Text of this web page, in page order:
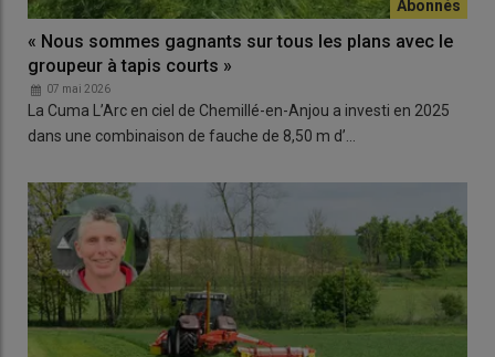
« Nous sommes gagnants sur tous les plans avec le
groupeur à tapis courts »
07 mai 2026
La Cuma L’Arc en ciel de Chemillé-en-Anjou a investi en 2025
dans une combinaison de fauche de 8,50 m d’…